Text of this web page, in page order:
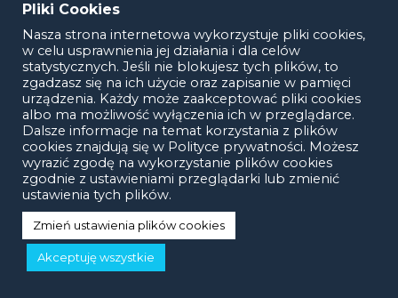
przyspiesza logistykę
0 OPTYMALIZACJA,OTIMO
Optymalizacja
procesów
magazynowych dla
TME – globalnego
lidera dystrybucji
komponentów
elektronicznych
Kategorie
Pliki Cookies
Nasza strona internetowa wykorzystuje pliki cookies,
w celu usprawnienia jej działania i dla celów
statystycznych. Jeśli nie blokujesz tych plików, to
zgadzasz się na ich użycie oraz zapisanie w pamięci
urządzenia. Każdy może zaakceptować pliki cookies
albo ma możliwość wyłączenia ich w przeglądarce.
Dalsze informacje na temat korzystania z plików
cookies znajdują się w Polityce prywatności. Możesz
wyrazić zgodę na wykorzystanie plików cookies
zgodnie z ustawieniami przeglądarki lub zmienić
ustawienia tych plików.
Zmień ustawienia plików cookies
Akceptuję wszystkie